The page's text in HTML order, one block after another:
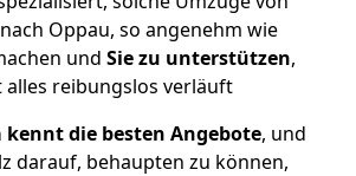
Oppau, so angenehm wie
und Sie zu unterstützen,
alles reibungslos verläuft
kennt die besten Angebote, und
darauf, behaupten zu können,